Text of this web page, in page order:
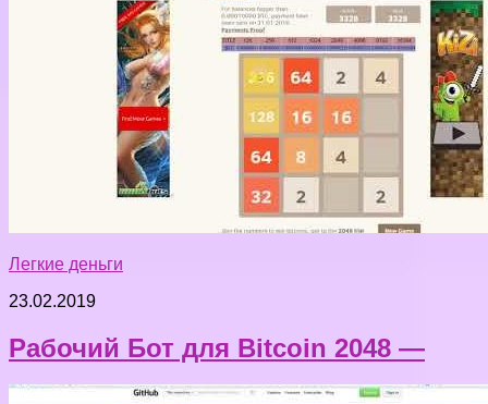
Легкие деньги
23.02.2019
Рабочий Бот для Bitcoin 2048 —